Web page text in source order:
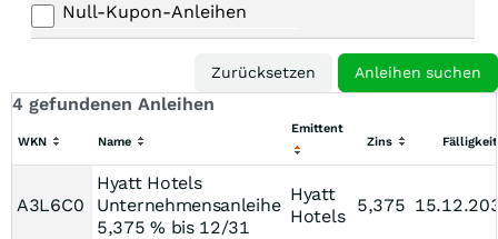
Null-Kupon-Anleihen
4 gefundenen Anleihen
WKN Name
Emittent
Zins
Fälligkeit
A3L6C0
Hyatt Hotels
Unternehmensanleihe
5,375 % bis 12/31
Hyatt
Hotels
5,375